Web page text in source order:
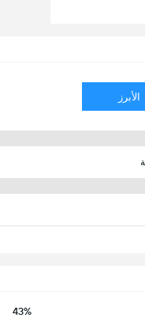
الأبرز
43%